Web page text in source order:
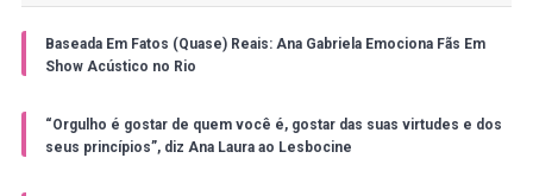
Baseada Em Fatos (Quase) Reais: Ana Gabriela Emociona Fãs Em
Show Acústico no Rio
“Orgulho é gostar de quem você é, gostar das suas virtudes e dos
seus princípios”, diz Ana Laura ao Lesbocine